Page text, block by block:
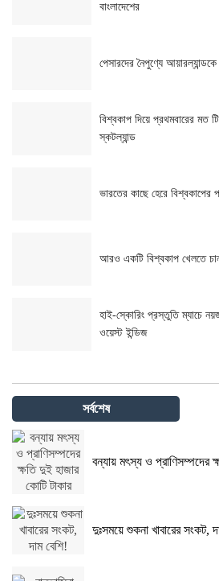
বাংলাদেশের
পেসারদের নৈপুণ্যে
বিশ্বকাপ দিয়ে প্রথমবারের মত
স্কটল্যান্ড
ভারতের কাছে হেরে
আরও একটি বিশ্বকাপ খেলতে
হাই-স্কোরিং প্রস্তুতি ম্যাচে
ওয়েস্ট ইন্ডিজ
সর্বশেষ
বন্যায় মৎস্য ও প্রাণিসম্পদের
দুঃসময়ে শুকনা খাবারের সংকট,